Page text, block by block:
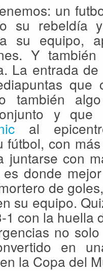
un
su rebeldía
su equipo,
Y
La entrada
que
también
y
al
fútbol, con
juntarse con
donde
de
su equipo.
con la huella
no
en
la Copa del